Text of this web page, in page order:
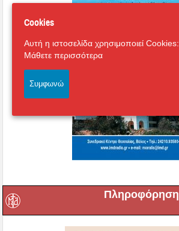
Πληροφόρηση
Cookies
Αυτή η ιστοσελίδα χρησιμοποιεί Cookies:
Μάθετε περισσότερα
Συμφωνώ